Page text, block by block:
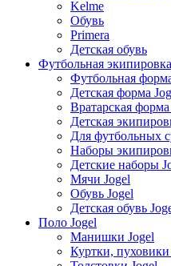
Kelme
Обувь
Primera
Детская обувь
Футбольная
Футбольная
Детская форма
Вратарская форма
Детская
Для футбольных
Наборы
Детские наборы
Мячи Jogel
Обувь Jogel
Детская обувь
Поло Jogel
Манишки Jogel
Куртки, пуховики